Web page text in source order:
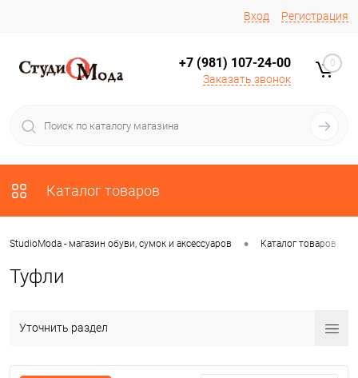
Вход Регистрация
+7 (981) 107-24-00
Заказать звонок
0
Каталог товаров
StudioModa - магазин обуви, сумок и аксессуаров • Каталог товаров
Туфли
Уточнить раздел